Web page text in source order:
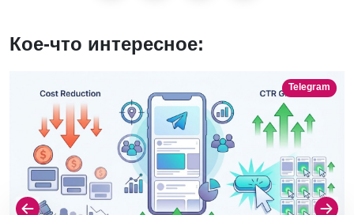
Кое-что интересное:
Telegram